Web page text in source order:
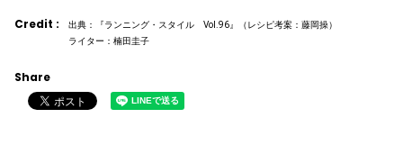
Credit :
出典：『ランニング・スタイル Vol.96』（レシピ考案：藤岡操）
ライター：楠田圭子
Share